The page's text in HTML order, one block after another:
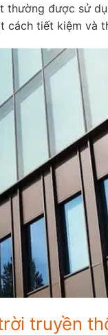
thường được sử
cách tiết kiệm và
truyền